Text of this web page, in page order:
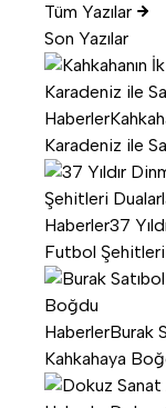
Tüm Yazılar
Son Yazılar
Haberler
Karadeniz ile
Haberler37
Futbol Şehitleri
HaberlerBurak
Kahkahaya